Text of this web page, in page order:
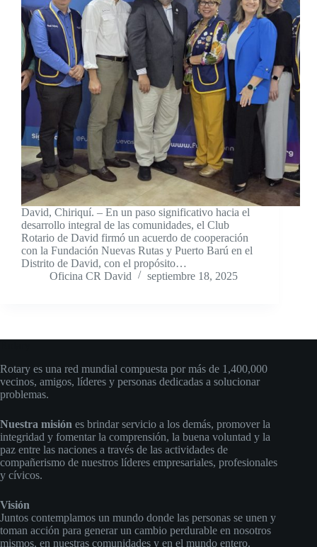
David, Chiriquí. – En un paso significativo hacia el
desarrollo integral de las comunidades, el Club
Rotario de David firmó un acuerdo de cooperación
con la Fundación Nuevas Rutas y Puerto Barú en el
Distrito de David, con el propósito…
Oficina CR David
septiembre 18, 2025
Rotary es una red mundial compuesta por más de 1,400,000
vecinos, amigos, líderes y personas dedicadas a solucionar
problemas.
Nuestra misión es brindar servicio a los demás, promover la
integridad y fomentar la comprensión, la buena voluntad y la
paz entre las naciones a través de las actividades de
compañerismo de nuestros líderes empresariales, profesionales
y cívicos.
Visión
Juntos contemplamos un mundo donde las personas se unen y
toman acción para generar un cambio perdurable en nosotros
mismos, en nuestras comunidades y en el mundo entero.